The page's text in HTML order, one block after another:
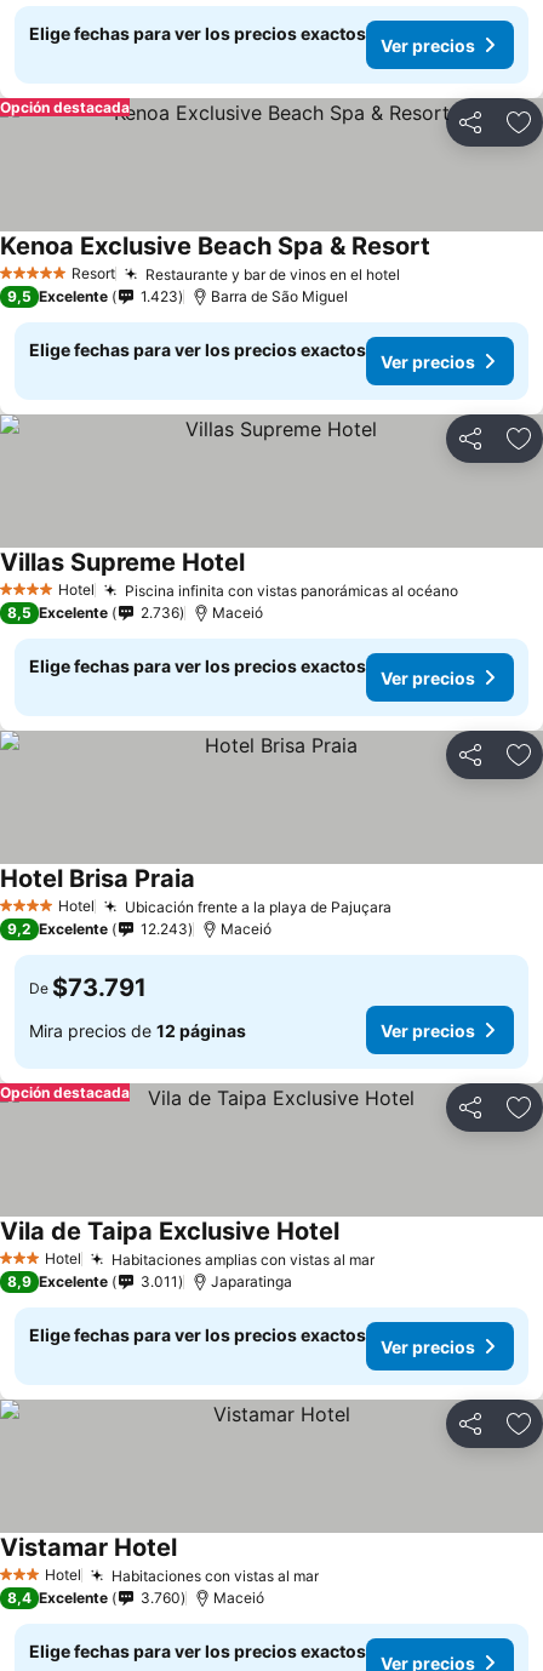
Elige fechas para ver los precios exactos
Ver precios
Compartir
Opción destacada
5 Estrellas Resort Restaurante y bar de vinos en el hotel
Kenoa Exclusive Beach Spa & Resort
9,5 Excelente 1.423 Barra de São Miguel
Elige fechas para ver los precios exactos
Ver precios
Compartir
4 EstrellasHotel Piscina infinita con vistas panorámicas al océanoVer
Villas Supreme HotelVer precios
8,5 Excelente 2.736 Maceió
Elige fechas para ver los precios exactos
Ver precios
Compartir
4 EstrellasHotel Ubicación frente a la playa de Pajuçara
Hotel Brisa Praia
9,2 Excelente 12.243 Maceió
De $73.791
Mira precios de 12 páginas Ver precios
Compartir
Opción destacada
3 Estrellas
Hotel Habitaciones amplias con vistas al marVer precios
Vila de Taipa Exclusive HotelVer precios
8,9 Excelente 3.011 Japaratinga
Elige fechas para ver los precios exactos
Ver precios
Compartir
3 Estrellas
Hotel Habitaciones con vistas al marVer precios
Vistamar HotelVer precios
8,4 Excelente 3.760 Maceió
Elige fechas para ver los precios exactos
Ver precios